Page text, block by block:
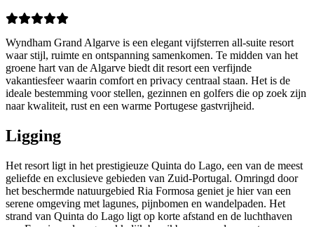
Wyndham Grand Algarve is een elegant vijfsterren all-suite resort
waar stijl, ruimte en ontspanning samenkomen. Te midden van het
groene hart van de Algarve biedt dit resort een verfijnde
vakantiesfeer waarin comfort en privacy centraal staan. Het is de
ideale bestemming voor stellen, gezinnen en golfers die op zoek zijn
naar kwaliteit, rust en een warme Portugese gastvrijheid.
Ligging
Het resort ligt in het prestigieuze Quinta do Lago, een van de meest
geliefde en exclusieve gebieden van Zuid-Portugal. Omringd door
het beschermde natuurgebied Ria Formosa geniet je hier van een
serene omgeving met lagunes, pijnbomen en wandelpaden. Het
strand van Quinta do Lago ligt op korte afstand en de luchthaven